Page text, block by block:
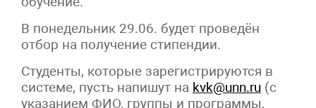
В понедельник 29.06. будет проведён
отбор на получение стипендии.
Студенты, которые зарегистрируются в
системе, пусть напишут на kvk@unn.ru (с
указанием ФИО, группы и программы,